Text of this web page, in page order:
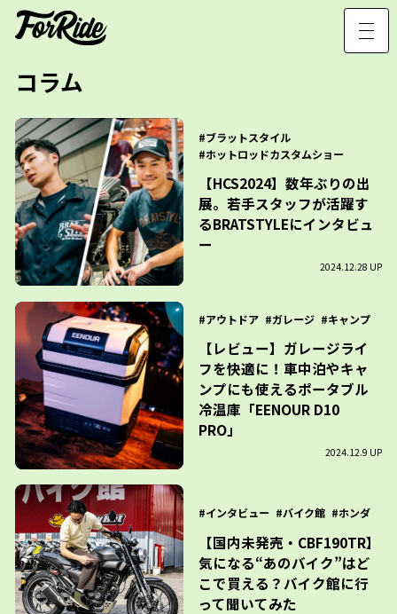
コラム
ブラットスタイル
ホットロッドカスタムショー
【HCS2024】数年ぶりの出
展。若手スタッフが活躍す
るBRATSTYLEにインタビュ
ー
2024.12.28 UP
アウトドア ガレージ キャンプ
【レビュー】ガレージライ
フを快適に！車中泊やキャ
ンプにも使えるポータブル
冷温庫「EENOUR D10
PRO」
2024.12.9 UP
インタビュー バイク館 ホンダ
【国内未発売・CBF190TR】
気になる“あのバイク”はど
こで買える？バイク館に行
って聞いてみた